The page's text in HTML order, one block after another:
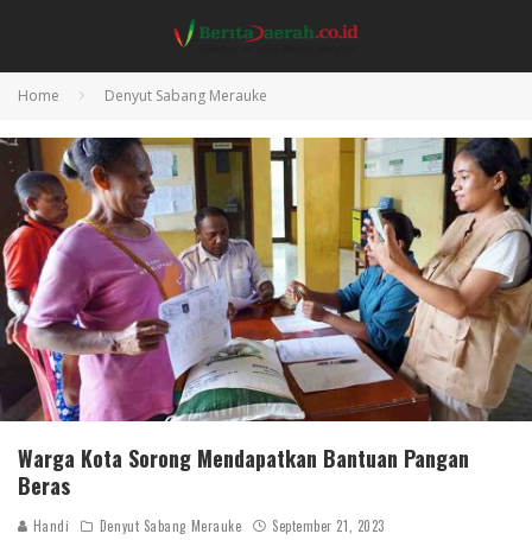
Home Denyut Sabang Merauke
Warga Kota Sorong Mendapatkan Bantuan Pangan
Beras
Handi Denyut Sabang Merauke September 21, 2023